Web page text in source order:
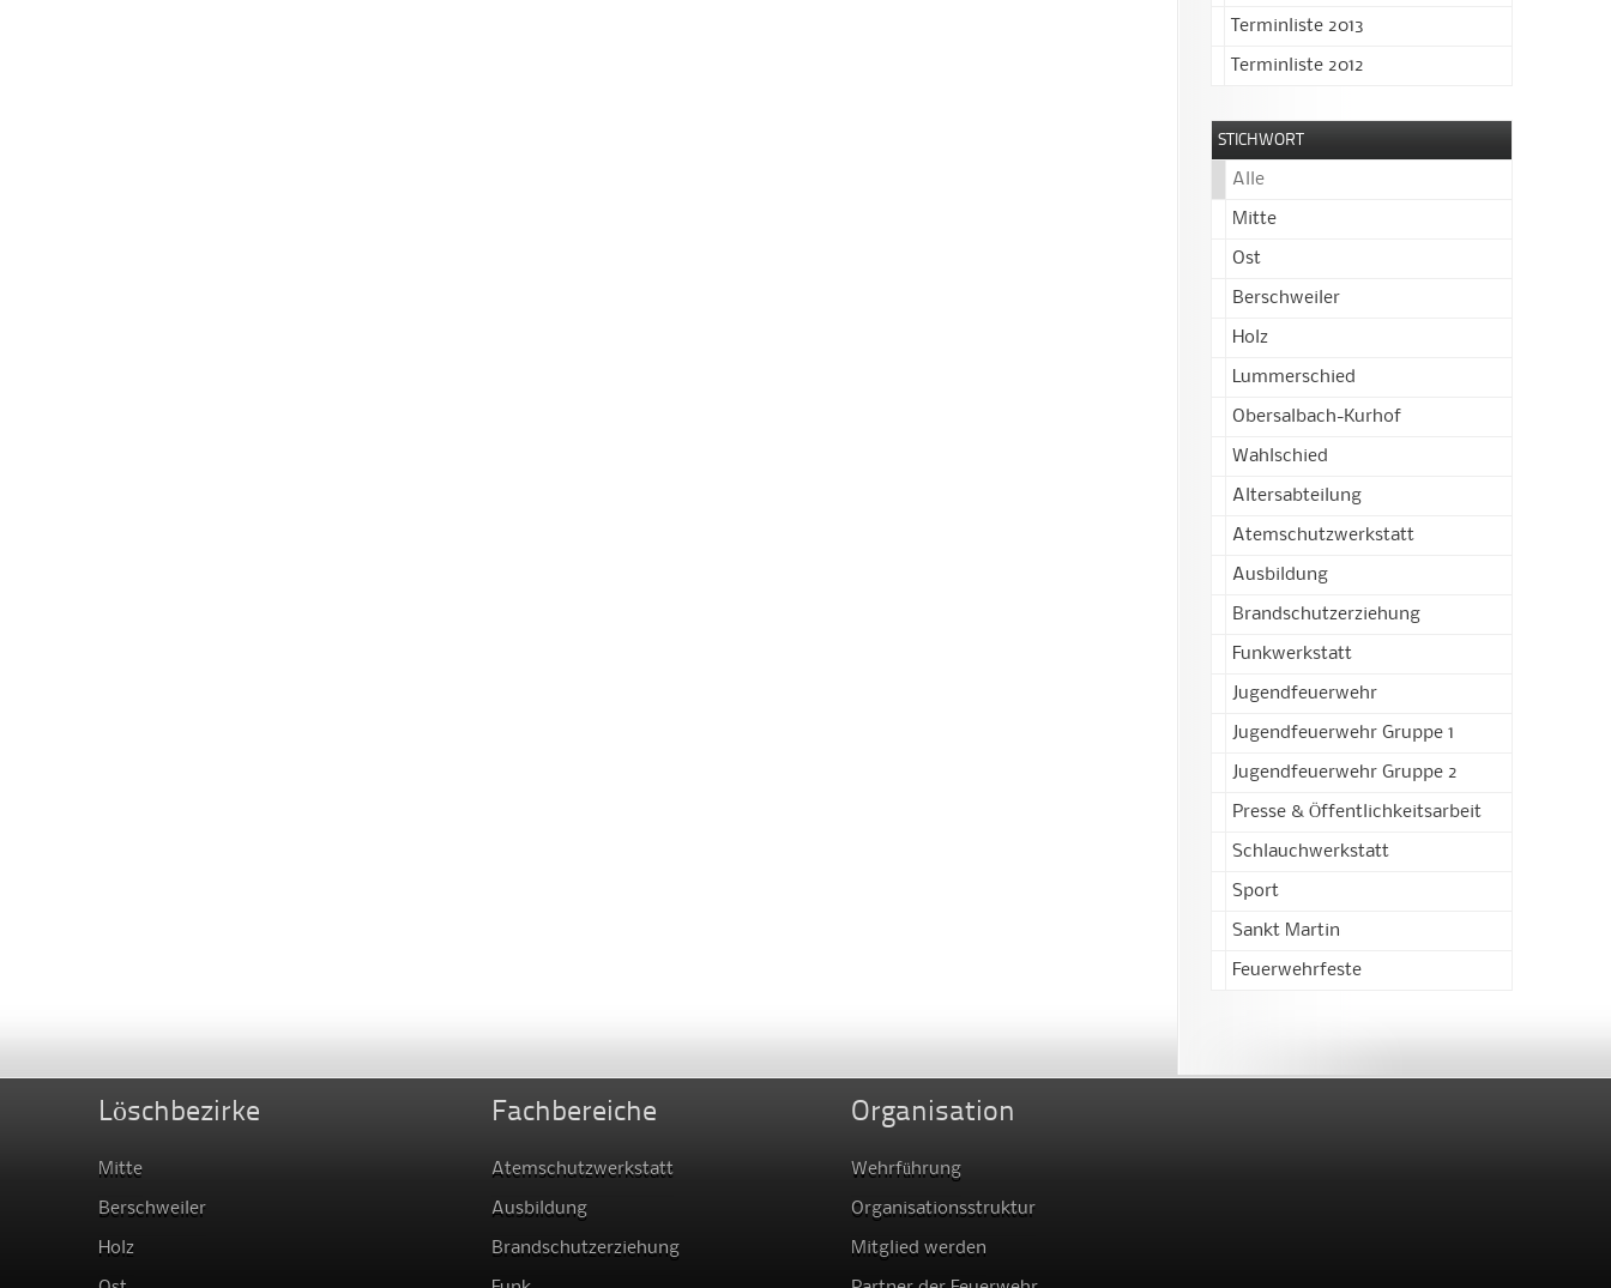
Terminliste 2013
Terminliste 2012
STICHWORT
Alle
Mitte
Ost
Berschweiler
Holz
Lummerschied
Obersalbach-Kurhof
Wahlschied
Altersabteilung
Atemschutzwerkstatt
Ausbildung
Brandschutzerziehung
Funkwerkstatt
Jugendfeuerwehr
Jugendfeuerwehr Gruppe 1
Jugendfeuerwehr Gruppe 2
Presse & Öffentlichkeitsarbeit
Schlauchwerkstatt
Sport
Sankt Martin
Feuerwehrfeste
Löschbezirke
Mitte
Berschweiler
Holz
Fachbereiche
Atemschutzwerkstatt
Ausbildung
Brandschutzerziehung
Organisation
Wehrführung
Organisationsstruktur
Mitglied werden